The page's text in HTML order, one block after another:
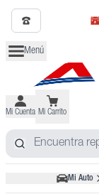
Menú
Mi Cuenta Mi Carrito
Mi Auto